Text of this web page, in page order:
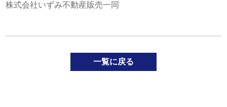
株式会社いずみ不動産販売一同
一覧に戻る